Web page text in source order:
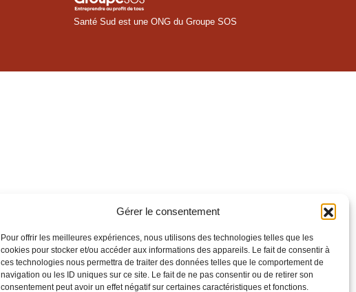
Gérer le consentement
Pour offrir les meilleures expériences, nous utilisons des technologies telles que les
cookies pour stocker et/ou accéder aux informations des appareils. Le fait de consentir à
ces technologies nous permettra de traiter des données telles que le comportement de
navigation ou les ID uniques sur ce site. Le fait de ne pas consentir ou de retirer son
consentement peut avoir un effet négatif sur certaines caractéristiques et fonctions.
Santé Sud est une ONG du Groupe SOS